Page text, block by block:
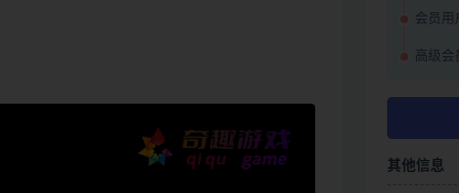
会员用
高级会
其他信息